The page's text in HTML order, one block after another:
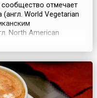
отмечает
World Vegetarian
North American
Union, IVU). Этот